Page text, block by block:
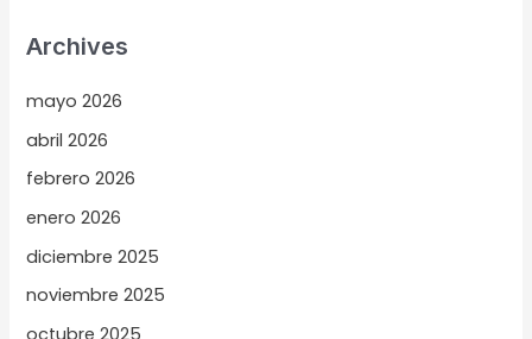
Archives
mayo 2026
abril 2026
febrero 2026
enero 2026
diciembre 2025
noviembre 2025
octubre 2025